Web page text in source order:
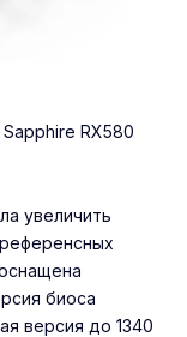
RX580
увеличить
биоса
версия до 1340